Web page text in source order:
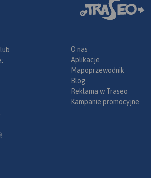
O nas
Aplikacje
Mapoprzewodnik
Blog
Reklama w Traseo
Kampanie promocyjne